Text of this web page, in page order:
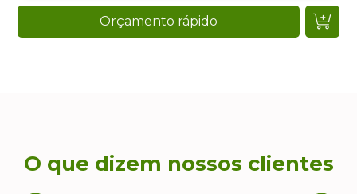
Orçamento rápido
O que dizem nossos clientes